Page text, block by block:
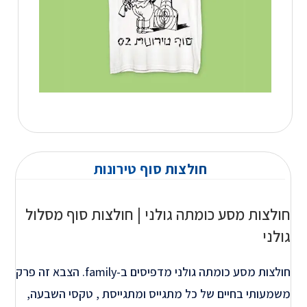
חולצות סוף טירונות
חולצות מסע כומתה גולני | חולצות סוף מסלול
גולני
חולצות מסע כומתה גולני מדפיסים ב-family. הצבא זה פרק
משמעותי בחיים של כל מתגייס ומתגייסת , טקסי השבעה,